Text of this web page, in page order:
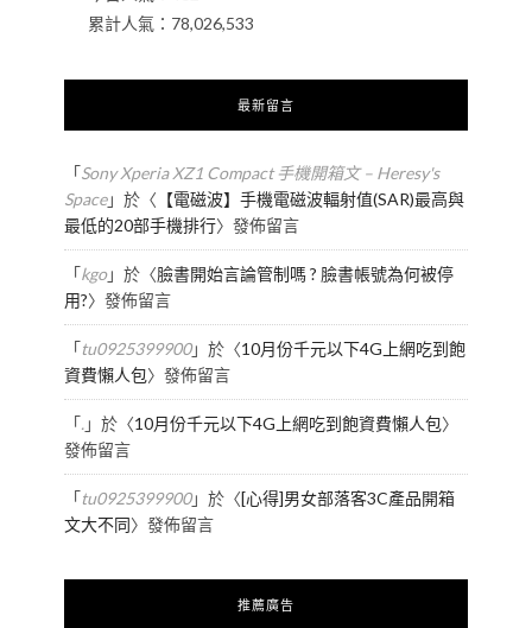
累計人氣： 78,026,533
最新留言
「Sony Xperia XZ1 Compact 手機開箱文 – Heresy's
Space」於〈 【電磁波】手機電磁波輻射值(SAR)最高與
最低的20部手機排行〉發佈留言
「kgo」於〈臉書開始言論管制嗎 ? 臉書帳號為何被停
用?〉發佈留言
「tu0925399900」於〈10月份千元以下4G上網吃到飽
資費懶人包〉發佈留言
「.」於〈10月份千元以下4G上網吃到飽資費懶人包〉
發佈留言
「tu0925399900」於〈[心得]男女部落客3C產品開箱
文大不同〉發佈留言
推薦廣告